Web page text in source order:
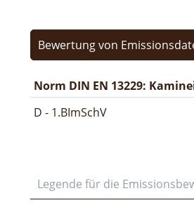
Bewertung von
Norm DIN EN 13229:
D - 1.BImSchV
Legende für die